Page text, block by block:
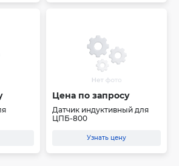
Цена по запросу
Датчик индуктивный для
ЦПБ-800
Узнать цену